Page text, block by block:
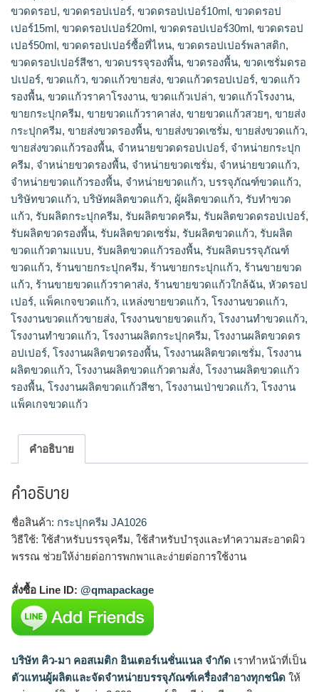
ขวดดรอป, ขวดดรอปเปอร์, ขวดดรอปเปอร์10ml, ขวดดรอป
เปอร์15ml, ขวดดรอปเปอร์20ml, ขวดดรอปเปอร์30ml, ขวดดรอป
เปอร์50ml, ขวดดรอปเปอร์ซื้อที่ไหน, ขวดดรอปเปอร์พลาสติก,
ขวดดรอปเปอร์สีชา, ขวดบรรจุรองพื้น, ขวดรองพื้น, ขวดเซรั่มดรอ
ปเปอร์, ขวดแก้ว, ขวดแก้วขายส่ง, ขวดแก้วดรอปเปอร์, ขวดแก้ว
รองพื้น, ขวดแก้วราคาโรงงาน, ขวดแก้วเปล่า, ขวดแก้วโรงงาน,
ขายกระปุกครีม, ขายขวดแก้วราคาส่ง, ขายขวดแก้วสวยๆ, ขายส่ง
กระปุกครีม, ขายส่งขวดรองพื้น, ขายส่งขวดเซรั่ม, ขายส่งขวดแก้ว,
ขายส่งขวดแก้วรองพื้น, จำหนายขวดดรอปเปอร์, จำหน่ายกระปุก
ครีม, จำหน่ายขวดรองพื้น, จำหน่ายขวดเซรั่ม, จำหน่ายขวดแก้ว,
จำหน่ายขวดแก้วรองพื้น, จําหน่ายขวดแก้ว, บรรจุภัณฑ์ขวดแก้ว,
บริษัทขวดแก้ว, บริษัทผลิตขวดแก้ว, ผู้ผลิตขวดแก้ว, รับทำขวด
แก้ว, รับผลิตกระปุกครีม, รับผลิตขวดครีม, รับผลิตขวดดรอปเปอร์,
รับผลิตขวดรองพื้น, รับผลิตขวดเซรั่ม, รับผลิตขวดแก้ว, รับผลิต
ขวดแก้วตามแบบ, รับผลิตขวดแก้วรองพื้น, รับผลิตบรรจุภัณฑ์
ขวดแก้ว, ร้านขายกระปุกครีม, ร้านขายกระปุกแก้ว, ร้านขายขวด
แก้ว, ร้านขายขวดแก้วราคาส่ง, ร้านขายขวดแก้วใกล้ฉัน, หัวดรอป
เปอร์, แพ็คเกจขวดแก้ว, แหล่งขายขวดแก้ว, โรงงานขวดแก้ว,
โรงงานขวดแก้วขายส่ง, โรงงานขายขวดแก้ว, โรงงานทำขวดแก้ว,
โรงงานทําขวดแก้ว, โรงงานผลิตกระปุกครีม, โรงงานผลิตขวดดร
อปเปอร์, โรงงานผลิตขวดรองพื้น, โรงงานผลิตขวดเซรั่ม, โรงงาน
ผลิตขวดแก้ว, โรงงานผลิตขวดแก้วตามสั่ง, โรงงานผลิตขวดแก้ว
รองพื้น, โรงงานผลิตขวดแก้วสีชา, โรงงานเป่าขวดแก้ว, โรงงาน
แพ็คเกจขวดแก้ว
คำอธิบาย
คำอธิบาย
ชื่อสินค้า: กระปุกครีม JA1026
วิธีใช้: ใช้สำหรับบรรจุครีม, ใช้สำหรับบำรุงและทำความสะอาดผิว
พรรณ ช่วยให้ง่ายต่อการพกพาและง่ายต่อการใช้งาน
สั่งซื้อ Line ID: @qmapackage
บริษัท คิว-มา คอสเมติก อินเตอร์เนชั่นแนล จำกัด เราทำหน้าที่เป็น
ตัวแทนผู้ผลิตและจัดจำหน่ายบรรจุภัณฑ์เครื่องสำอางทุกชนิด ให้